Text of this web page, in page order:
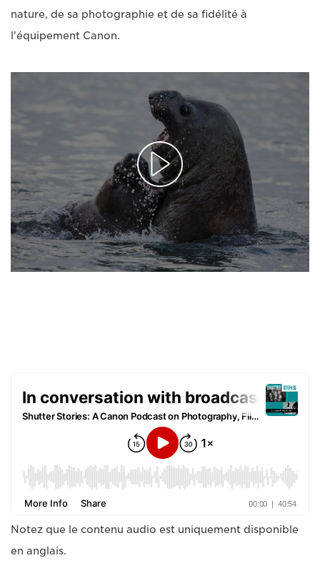
nature, de sa photographie et de sa fidélité à
l'équipement Canon.
Notez que le contenu audio est uniquement disponible
en anglais.